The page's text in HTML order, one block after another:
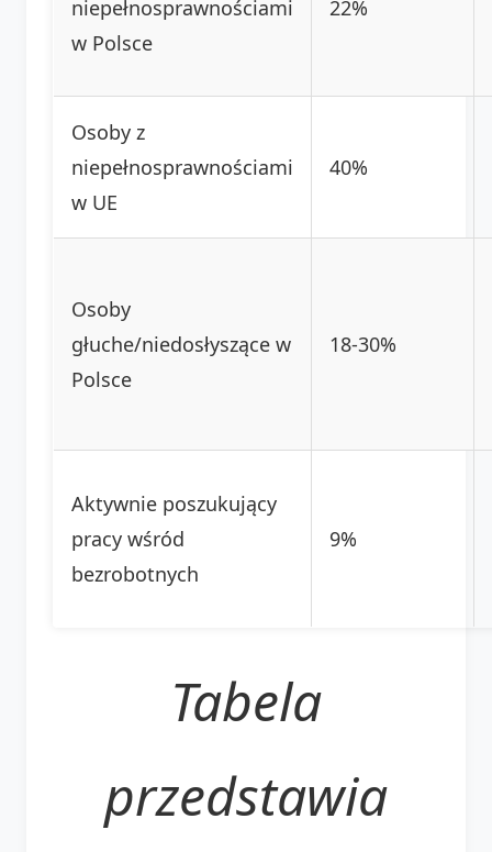
niepełnosprawnościami
w Polsce
22%
Osoby z
niepełnosprawnościami
w UE
40%
Osoby
głuche/niedosłyszące w
Polsce
18-30%
Aktywnie poszukujący
pracy wśród
bezrobotnych
9%
Tabela
przedstawia